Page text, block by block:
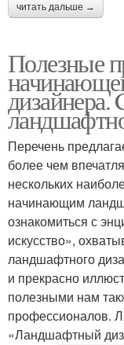
читать дальше →
Полезные
дизайнера.
Перечень
более чем
нескольких
начинающим
ознакомиться с
искусство»,
ландшафтного
и прекрасно
полезными нам
профессионалов.
«Ландшафтный